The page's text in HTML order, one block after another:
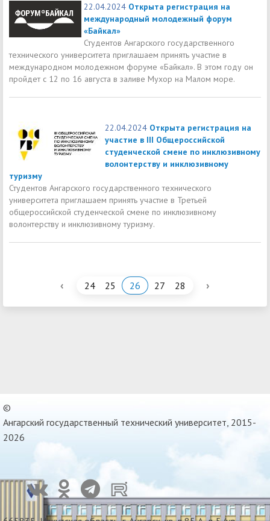
22.04.2024 Открыта регистрация на
международный молодежный форум
«Байкал»
Студентов Ангарского государственного
технического университета приглашаем принять участие в
международном молодежном форуме «Байкал». В этом году он
пройдет с 12 по 16 августа в заливе Мухор на Малом море.
22.04.2024 Открыта регистрация на
участие в III Общероссийской
студенческой смене по инклюзивному
волонтерству и инклюзивному
туризму
Студентов Ангарского государственного технического
университета приглашаем принять участие в Третьей
общероссийской студенческой смене по инклюзивному
волонтерству и инклюзивному туризму.
‹ 24 25 26 27 28 ›
©
Ангарский государственный технический университет, 2015-
2026